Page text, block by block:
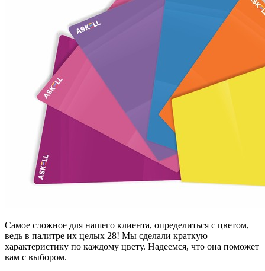
Самое сложное для нашего клиента, определиться с цветом,
ведь в палитре их целых 28! Мы сделали краткую
характеристику по каждому цвету. Надеемся, что она поможет
вам с выбором.